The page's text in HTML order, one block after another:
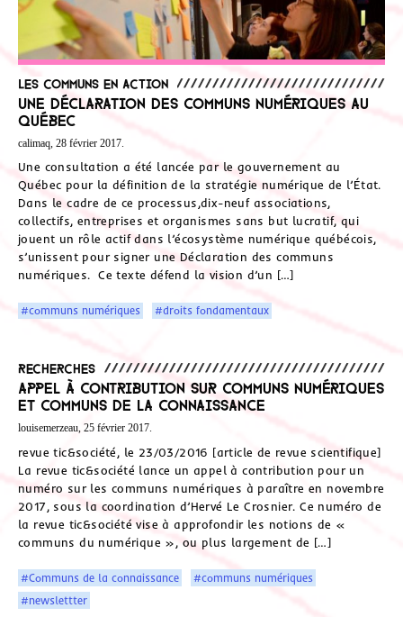
Les communs en action
Une Déclaration des communs numériques au
Québec
calimaq, 28 février 2017.
Une consultation a été lancée par le gouvernement au
Québec pour la définition de la stratégie numérique de l’État.
Dans le cadre de ce processus,dix-neuf associations,
collectifs, entreprises et organismes sans but lucratif, qui
jouent un rôle actif dans l’écosystème numérique québécois,
s’unissent pour signer une Déclaration des communs
numériques. Ce texte défend la vision d’un […]
#communs numériques #droits fondamentaux
Recherches
Appel à contribution sur Communs numériques
et communs de la connaissance
louisemerzeau, 25 février 2017.
revue tic&société, le 23/03/2016 [article de revue scientifique]
La revue tic&société lance un appel à contribution pour un
numéro sur les communs numériques à paraître en novembre
2017, sous la coordination d’Hervé Le Crosnier. Ce numéro de
la revue tic&société vise à approfondir les notions de «
communs du numérique », ou plus largement de […]
#Communs de la connaissance
#communs numériques
#newslettter